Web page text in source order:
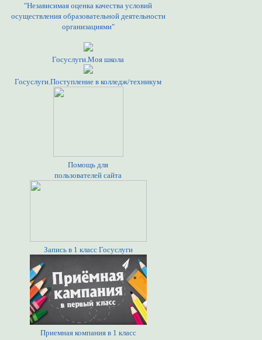
"Независимая оценка качества условий
осуществления образовательной деятельности
организациями"
Госуслуги.Моя школа
Госуслуги.Поступление в колледж/техникум
Помощь для
пользователей сайта
Запись в 1 класс Госуслуги
Приемная компания в 1 класс